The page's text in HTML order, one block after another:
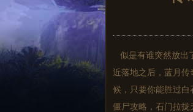
似是有谁突然放出
近落地之后，蓝月传
候，只要你能胜过白
僵尸攻略，石门拉拢